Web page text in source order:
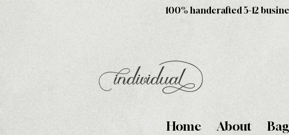
100% handcrafted 5-12
Home About